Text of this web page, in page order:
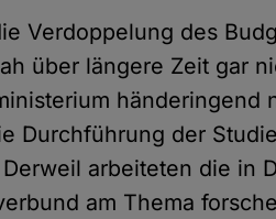
Verdoppelung des
über längere Zeit gar
händeringend
Durchführung der
arbeiteten die in
am Thema